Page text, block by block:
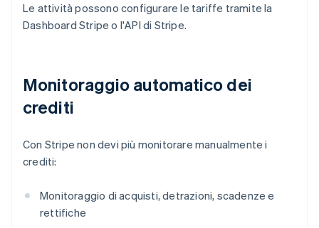
Le attività possono configurare le tariffe tramite la
Dashboard Stripe o l'API di Stripe.
Monitoraggio automatico dei
crediti
Con Stripe non devi più monitorare manualmente i
crediti:
Monitoraggio di acquisti, detrazioni, scadenze e
rettifiche